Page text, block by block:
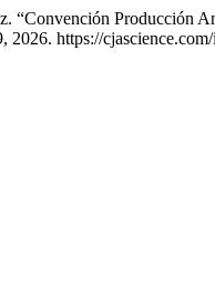
“Convención Producción
2026. https://